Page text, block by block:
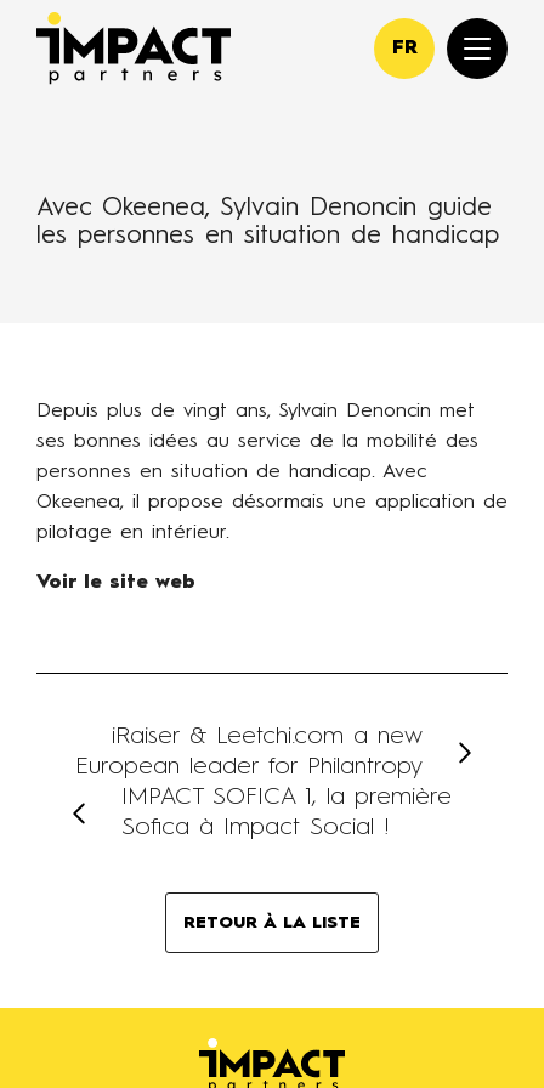
FR
Avec Okeenea, Sylvain Denoncin guide
les personnes en situation de handicap
Depuis plus de vingt ans, Sylvain Denoncin met
ses bonnes idées au service de la mobilité des
personnes en situation de handicap. Avec
Okeenea, il propose désormais une application de
pilotage en intérieur.
Voir le site web
IMPACT SOFICA 1, la première
Sofica à Impact Social !
iRaiser & Leetchi.com a new
European leader for Philantropy
RETOUR À LA LISTE